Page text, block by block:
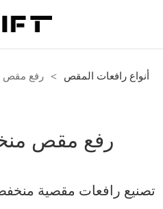
أنواع رافعات المقص > رفع
رفع مقص
تصنيع رافعات مقصية